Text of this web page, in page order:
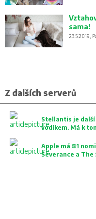
sama!
23.5.2019,
Z dalších serverů
Stellantis je
vodíkem. Má k
Apple má 81
Severance a The